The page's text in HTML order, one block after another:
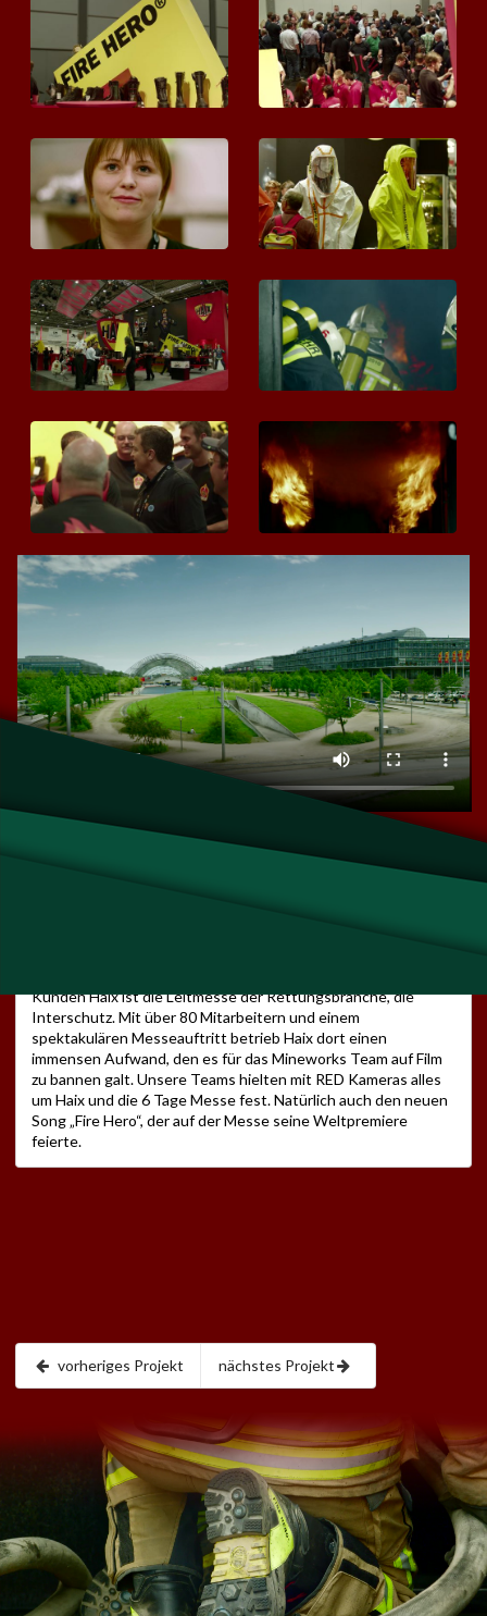
Produktionsnotizen
Kunden Haix ist die Leitmesse der Rettungsbranche, die
Interschutz. Mit über 80 Mitarbeitern und einem
spektakulären Messeauftritt betrieb Haix dort einen
immensen Aufwand, den es für das Mineworks Team auf Film
zu bannen galt. Unsere Teams hielten mit RED Kameras alles
um Haix und die 6 Tage Messe fest. Natürlich auch den neuen
Song „Fire Hero“, der auf der Messe seine Weltpremiere
feierte.
vorheriges Projekt nächstes Projekt